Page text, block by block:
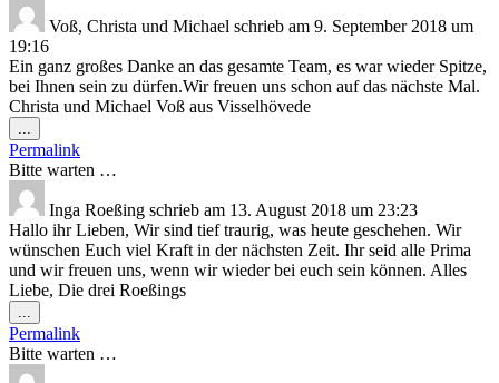
Voß, Christa und Michael schrieb am 9. September 2018 um
19:16
Ein ganz großes Danke an das gesamte Team, es war wieder Spitze,
bei Ihnen sein zu dürfen.Wir freuen uns schon auf das nächste Mal.
Christa und Michael Voß aus Visselhövede
...
Metabox
ein-/ausblenden.
Permalink
Bitte warten …
Inga Roeßing schrieb am 13. August 2018 um 23:23
Hallo ihr Lieben, Wir sind tief traurig, was heute geschehen. Wir
wünschen Euch viel Kraft in der nächsten Zeit. Ihr seid alle Prima
und wir freuen uns, wenn wir wieder bei euch sein können. Alles
Liebe, Die drei Roeßings
...
Metabox
ein-/ausblenden.
Permalink
Bitte warten …